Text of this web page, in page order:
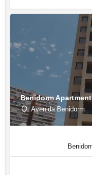
Benidorm
Avenida Benidorm